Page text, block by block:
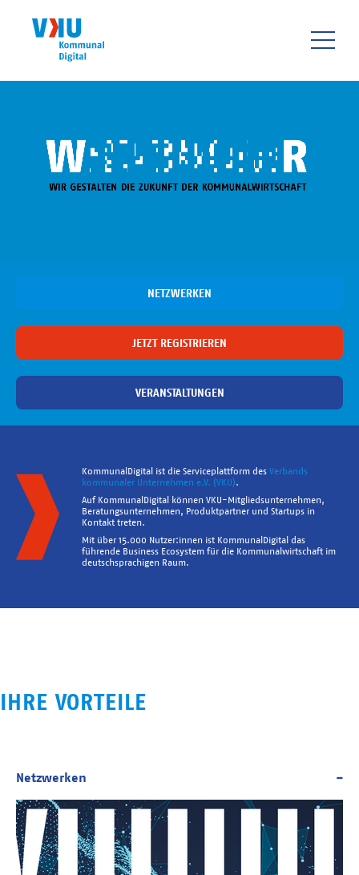
NETZWERKEN
JETZT REGISTRIEREN
VERANSTALTUNGEN
KommunalDigital ist die Serviceplattform des Verbands
kommunaler Unternehmen e.V. (VKU).
Auf KommunalDigital können VKU-Mitgliedsunternehmen,
Beratungsunternehmen, Produktpartner und Startups in
Kontakt treten.
Mit über 15.000 Nutzer:innen ist KommunalDigital das
führende Business Ecosystem für die Kommunalwirtschaft im
deutschsprachigen Raum.
IHRE VORTEILE